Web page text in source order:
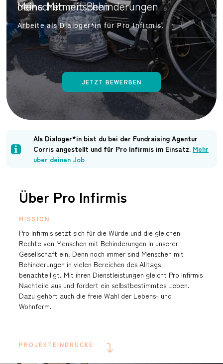
JETZT BEWERBEN
MenschenmitBehinderungen
deineMitmenschen
Arbeite als Dialoger*in für Pro Infirmis.
Als Dialoger*in bist du bei der Fundraising Agentur
Corris angestellt und für Pro Infirmis im Einsatz. Mehr
über deinen Job
Über Pro Infirmis
MISSION
Pro Infirmis setzt sich für die Würde und die gleichen
Rechte von Menschen mit Behinderungen in unserer
Gesellschaft ein. Denn noch immer sind Menschen mit
Behinderungen in vielen Bereichen des Alltags
benachteiligt. Mit ihren Dienstleistungen gleicht Pro Infirmis
Nachteile aus und fördert ein selbstbestimmtes Leben.
Dazu gehört auch die freie Wahl der Lebens- und
Wohnform.
PROJEKTEINDRÜCKE